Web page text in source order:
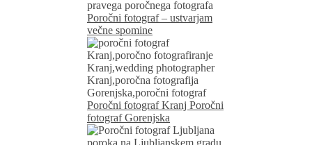
Poročni fotograf – ustvarjam
večne spomine
Poročni fotograf Kranj Poročni
fotograf Gorenjska